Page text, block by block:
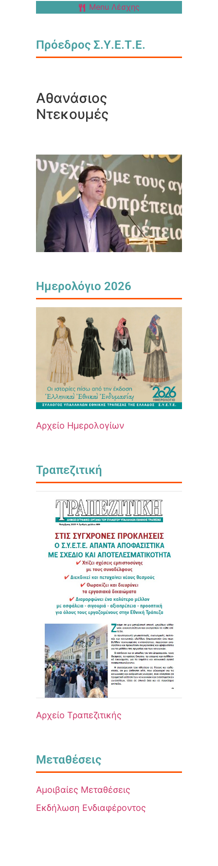
Menu Λέσχης
Πρόεδρος Σ.Υ.Ε.Τ.Ε.
Αθανάσιος
Ντεκουμές
Ημερολόγιο 2026
Αρχείο Ημερολογίων
Τραπεζιτική
Αρχείο Τραπεζιτικής
Μεταθέσεις
Αμοιβαίες Μεταθέσεις
Εκδήλωση Ενδιαφέροντος